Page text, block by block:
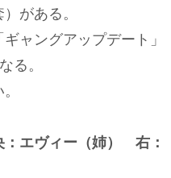
がある。
ャングアップデート」
る。
エヴィー（姉） 右：